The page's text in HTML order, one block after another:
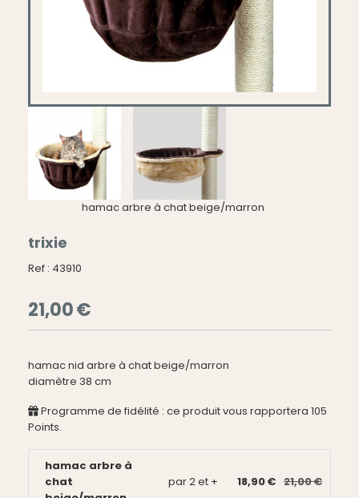
hamac arbre à chat beige/marron
trixie
Ref : 43910
21,00€
hamac nid arbre à chat beige/marron
diamètre 38 cm
Programme de fidélité : ce produit vous rapportera 105
Points.
hamac arbre à
chat
par 2 et + 18,90 € 21,00 €